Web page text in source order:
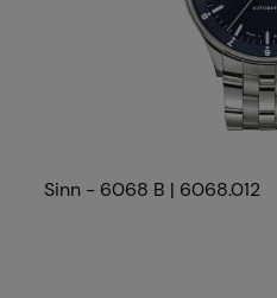
Sinn - 6068 B | 6068.012